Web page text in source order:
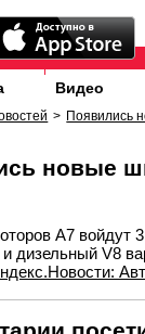
Видео
> Появились
новые
A7 войдут
дизельный V8